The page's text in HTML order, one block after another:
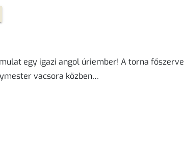
egy igazi angol úriember! A torna
vacsora közben…